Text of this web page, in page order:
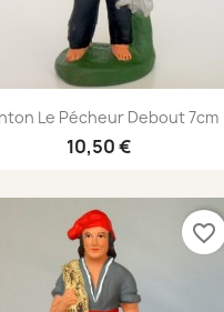
Le Pécheur Debout 7cm
10,50 €
favorite_border